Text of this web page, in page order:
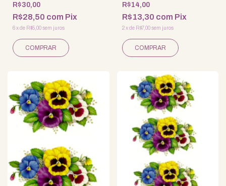
R$30,00
R$28,50 com Pix
6xde R$5,00sem juros
R$14,00
R$13,30 com Pix
2 xde R$7,00 sem juros